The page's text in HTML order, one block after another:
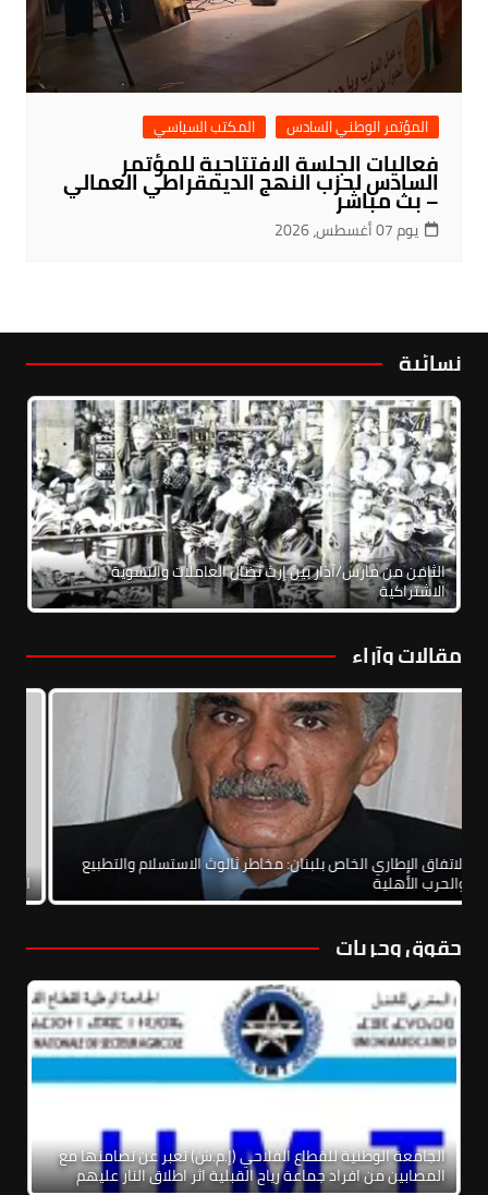
المؤتمر الوطني السادس المكتب السياسي
فعاليات الجلسة الافتتاحية للمؤتمر
السادس لحزب النهج الديمقراطي العمالي
– بث مباشر
يوم 07 أغسطس، 2026
نسائية
الثامن من مارس/آذار بين إرث نضال العاملات والنسوية
الاشتراكية
مقالات وآراء
الاتفاق الإطاري الخاص بلبنان: مخاطر ثالوث الاستسلام والتطبيع
والحرب الأهلية
حقوق وحريات
الجامعة الوطنية للقطاع الفلاحي (إ.م.ش) تعبر عن تضامنها مع
المصابين من افراد جماعة رياح القبلية اثر اطلاق النار عليهم